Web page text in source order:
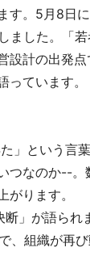
す。5月8日
ました。「
設計の出発
ています。
」という言
つなのか--。
ります。
」が語られ
、組織が再